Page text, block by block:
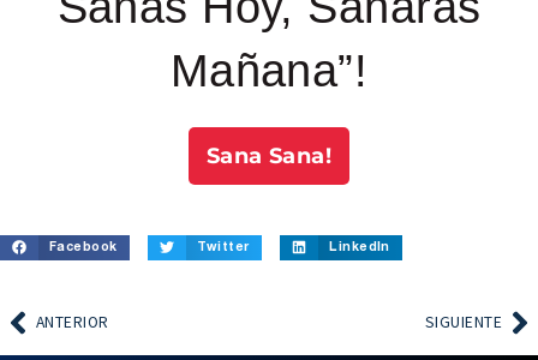
Mañana”!
Sana Sana!
Facebook Twitter LinkedIn
ANTERIOR SIGUIENTE